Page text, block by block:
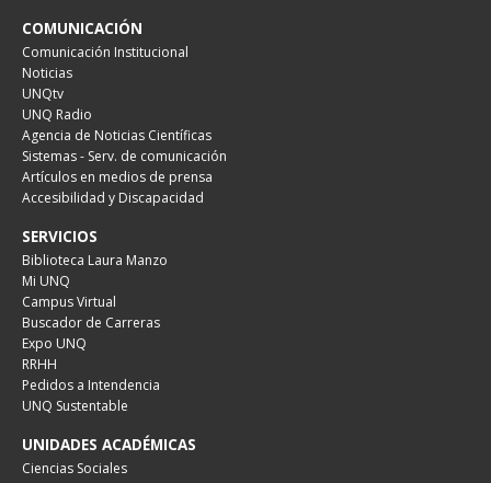
COMUNICACIÓN
Comunicación Institucional
Noticias
UNQtv
UNQ Radio
Agencia de Noticias Científicas
Sistemas - Serv. de comunicación
Artículos en medios de prensa
Accesibilidad y Discapacidad
SERVICIOS
Biblioteca Laura Manzo
Mi UNQ
Campus Virtual
Buscador de Carreras
Expo UNQ
RRHH
Pedidos a Intendencia
UNQ Sustentable
UNIDADES ACADÉMICAS
Ciencias Sociales